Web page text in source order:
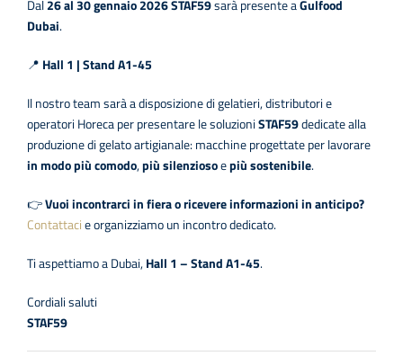
Dal26 al 30 gennaio 2026STAF59sarà presente aGulfood
Dubai.
📍 Hall 1 | Stand A1-45
Il nostro team sarà a disposizione di gelatieri, distributori e
operatori Horeca per presentare le soluzioniSTAF59dedicate alla
produzione di gelato artigianale: macchine progettate per lavorare
in modo più comodo,più silenziosoepiù sostenibile.
👉Vuoi incontrarci in fiera o ricevere informazioni in anticipo?
Contattacie organizziamo un incontro dedicato.
Ti aspettiamo a Dubai,Hall 1 – Stand A1-45.
Cordiali saluti
STAF59